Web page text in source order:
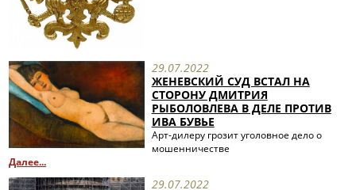
29.07.2022
ЖЕНЕВСКИЙ СУД ВСТАЛ НА
СТОРОНУ ДМИТРИЯ
РЫБОЛОВЛЕВА В ДЕЛЕ ПРОТИВ
ИВА БУВЬЕ
Арт-дилеру грозит уголовное дело о
мошенничестве
Далее...
29.07.2022